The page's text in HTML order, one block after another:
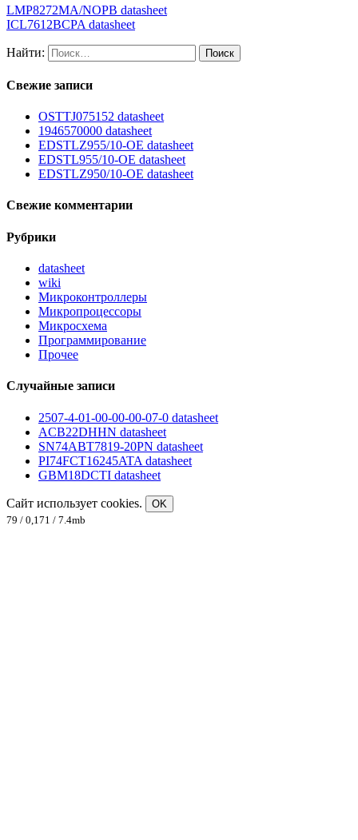
LMP8272MA/NOPB datasheet
ICL7612BCPA datasheet
Найти:
Свежие записи
OSTTJ075152 datasheet
1946570000 datasheet
EDSTLZ955/10-OE datasheet
EDSTL955/10-OE datasheet
EDSTLZ950/10-OE datasheet
Свежие комментарии
Рубрики
datasheet
wiki
Микроконтроллеры
Микропроцессоры
Микросхема
Программирование
Прочее
Случайные записи
2507-4-01-00-00-00-07-0 datasheet
ACB22DHHN datasheet
SN74ABT7819-20PN datasheet
PI74FCT16245ATA datasheet
GBM18DCTI datasheet
Сайт использует cookies.
OK
79 / 0,171 / 7.4mb